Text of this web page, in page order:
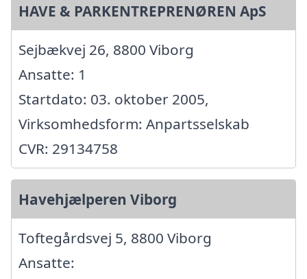
HAVE & PARKENTREPRENØREN ApS
Sejbækvej 26, 8800 Viborg
Ansatte: 1
Startdato: 03. oktober 2005,
Virksomhedsform: Anpartsselskab
CVR: 29134758
Havehjælperen Viborg
Toftegårdsvej 5, 8800 Viborg
Ansatte: